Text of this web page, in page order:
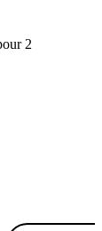
2